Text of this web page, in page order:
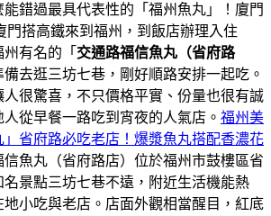
能錯過最具代表性的「福州魚丸」！廈門
門搭高鐵來到福州，到飯店辦理入住
有名的「 交通路福信魚丸（省府路
備去逛三坊七巷，剛好順路安排一起吃。
很驚喜，不只價格平實、份量也很有誠
從早餐一路吃到宵夜的人氣店。 福州美
省府路必吃老店！爆漿魚丸搭配香濃花
信魚丸（省府路店）位於福州市鼓樓區省
景點三坊七巷不遠，附近生活機能熱
地小吃與老店。店面外觀相當醒目，紅底